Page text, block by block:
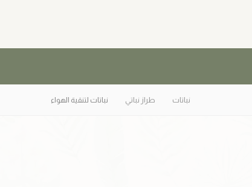
نباتات طراز نباتي نباتات لتنقية الهواء